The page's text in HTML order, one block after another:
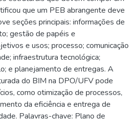
que um PEB abrangente deve
seções principais: informações de
gestão de papéis e
e usos; processo; comunicação
infraestrutura tecnológica;
e planejamento de entregas. A
do BIM na DPO/UFV pode
como otimização de processos,
da eficiência e entrega de
Palavras-chave: Plano de